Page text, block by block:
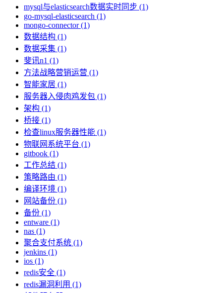
mysql与elasticsearch数据实时同步 (1)
go-mysql-elasticsearch (1)
mongo-connector (1)
数据结构 (1)
数据采集 (1)
斐讯n1 (1)
方法战略营销运营 (1)
智能家居 (1)
服务器入侵肉鸡发包 (1)
架构 (1)
桥接 (1)
检查linux服务器性能 (1)
物联网系统平台 (1)
gitbook (1)
工作总结 (1)
策略路由 (1)
编译环境 (1)
网站备份 (1)
备份 (1)
entware (1)
nas (1)
聚合支付系统 (1)
jenkins (1)
ios (1)
redis安全 (1)
redis漏洞利用 (1)